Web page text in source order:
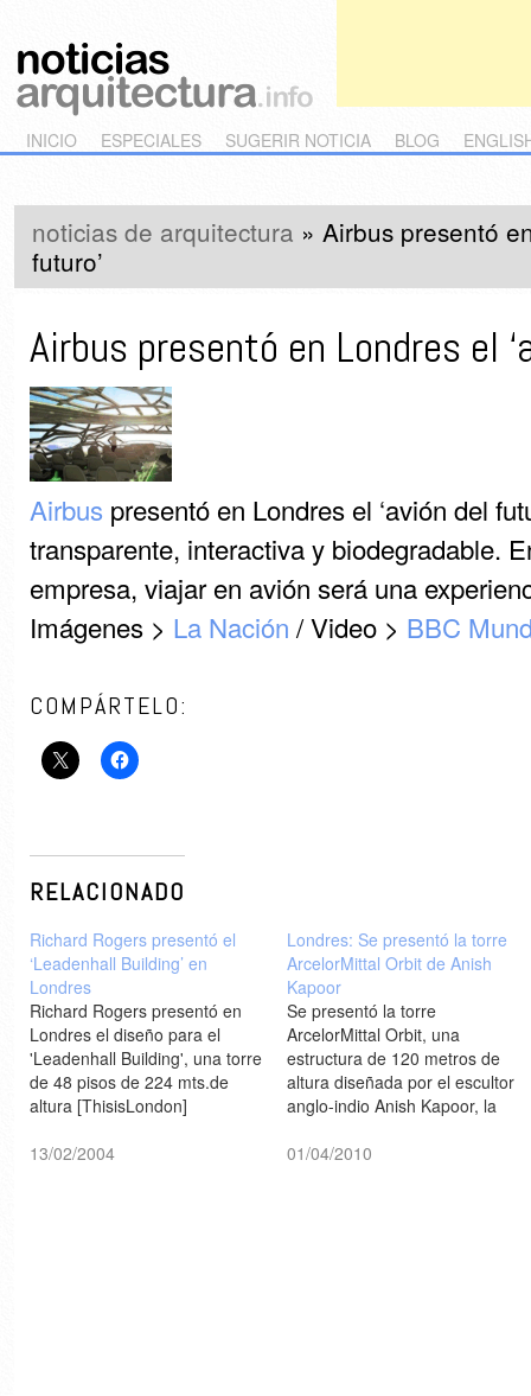
Main menu
Skip to primary content
Skip to secondary content
INICIO ESPECIALES SUGERIR NOTICIA BLOG
noticias de arquitectura » Airbus presentó
futuro’
Airbus presentó en Londres el
Airbus presentó en Londres el ‘avión del
transparente, interactiva y biodegradable.
empresa, viajar en avión será una
Imágenes > La Nación / Video > BBC
COMPÁRTELO:
RELACIONADO
Richard Rogers presentó el
‘Leadenhall Building’ en
Londres
Richard Rogers presentó en
Londres el diseño para el
'Leadenhall Building', una torre
de 48 pisos de 224 mts.de
altura [ThisisLondon]
13/02/2004
Londres: Se presentó la torre
ArcelorMittal Orbit de Anish
Kapoor
Se presentó la torre
ArcelorMittal Orbit, una
estructura de 120 metros de
altura diseñada por el escultor
anglo-indio Anish Kapoor, la
Villa Olímpica de los Juegos
01/04/2010